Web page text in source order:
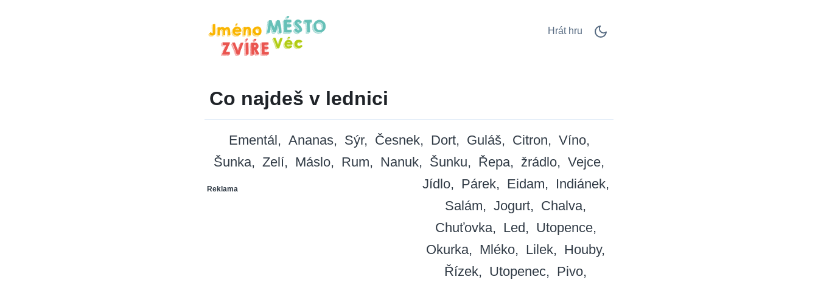
Hrát hru
Co najdeš v lednici
Ementál Ananas Sýr Česnek Dort Guláš Citron
Víno
Šunka
Zelí Máslo Rum Nanuk Šunku Řepa
Reklama
žrádlo
Vejce
Jídlo
Párek Eidam
Indiánek
Salám
Jogurt
Chalva
Chuťovka
Led
Utopence
Okurka
Mléko Lilek
Houby
Řízek
Utopenec
Pivo